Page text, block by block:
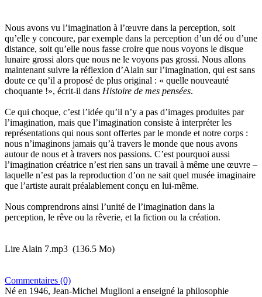
Nous avons vu l’imagination à l’œuvre dans la perception, soit
qu’elle y concoure, par exemple dans la perception d’un dé ou d’une
distance, soit qu’elle nous fasse croire que nous voyons le disque
lunaire grossi alors que nous ne le voyons pas grossi. Nous allons
maintenant suivre la réflexion d’Alain sur l’imagination, qui est sans
doute ce qu’il a proposé de plus original : « quelle nouveauté
choquante !», écrit-il dans Histoire de mes pensées.
Ce qui choque, c’est l’idée qu’il n’y a pas d’images produites par
l’imagination, mais que l’imagination consiste à interpréter les
représentations qui nous sont offertes par le monde et notre corps :
nous n’imaginons jamais qu’à travers le monde que nous avons
autour de nous et à travers nos passions. C’est pourquoi aussi
l’imagination créatrice n’est rien sans un travail à même une œuvre –
laquelle n’est pas la reproduction d’on ne sait quel musée imaginaire
que l’artiste aurait préalablement conçu en lui-même.
Nous comprendrons ainsi l’unité de l’imagination dans la
perception, le rêve ou la rêverie, et la fiction ou la création.
Lire Alain 7.mp3 (136.5 Mo)
Commentaires (0)
Né en 1946, Jean-Michel Muglioni a enseigné la philosophie